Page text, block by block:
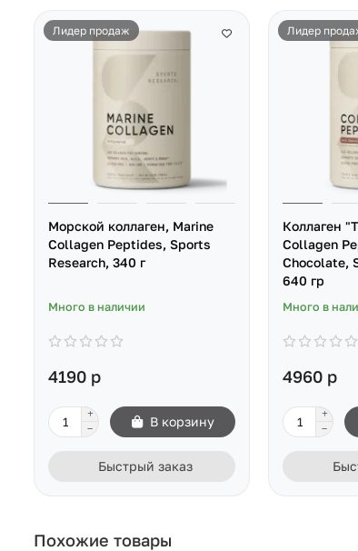
Лидер продаж
Морской коллаген, Marine
Collagen Peptides, Sports
Research, 340 г
Много в наличии
4190 р
В корзину
Быстрый заказ
Лидер
Коллаген
Collagen
Chocolate,
640 гр
Много в
4960 р
Похожие товары